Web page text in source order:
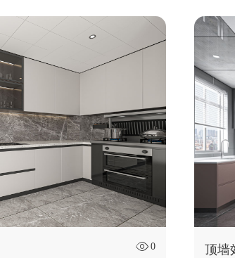
 0 顶墙